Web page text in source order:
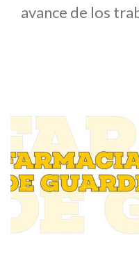
avance de los